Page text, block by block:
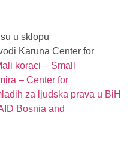
u sklopu
Karuna Center for
koraci – Small
– Center for
za ljudska prava u BiH
Bosnia and